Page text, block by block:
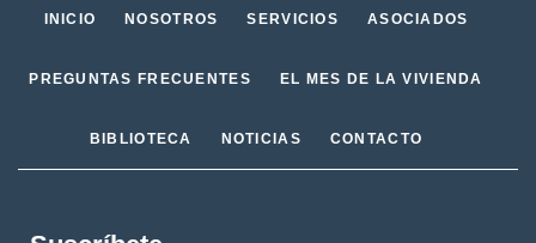
INICIO NOSOTROS SERVICIOS ASOCIADOS
PREGUNTAS FRECUENTES EL MES DE LA VIVIENDA
BIBLIOTECA NOTICIAS CONTACTO